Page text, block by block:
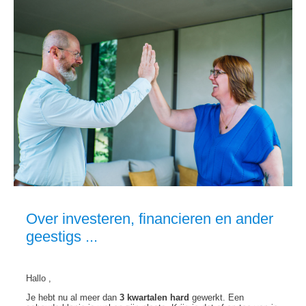
Over investeren, financieren en ander
geestigs ...
Hallo ,
Je hebt nu al meer dan 3 kwartalen hard gewerkt. Een